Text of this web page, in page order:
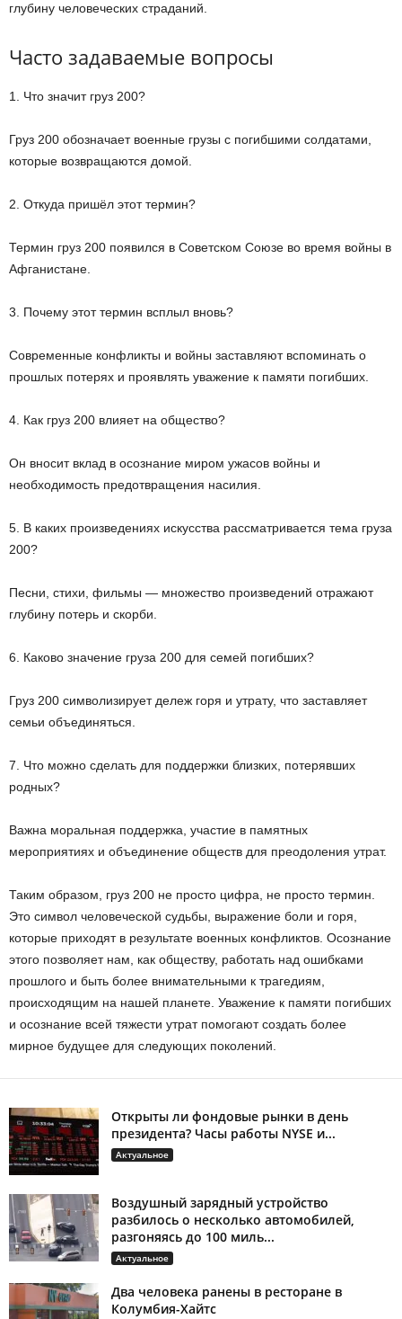
глубину человеческих страданий.
Часто задаваемые вопросы
1. Что значит груз 200?
Груз 200 обозначает военные грузы с погибшими солдатами,
которые возвращаются домой.
2. Откуда пришёл этот термин?
Термин груз 200 появился в Советском Союзе во время войны в
Афганистане.
3. Почему этот термин всплыл вновь?
Современные конфликты и войны заставляют вспоминать о
прошлых потерях и проявлять уважение к памяти погибших.
4. Как груз 200 влияет на общество?
Он вносит вклад в осознание миром ужасов войны и
необходимость предотвращения насилия.
5. В каких произведениях искусства рассматривается тема груза
200?
Песни, стихи, фильмы — множество произведений отражают
глубину потерь и скорби.
6. Каково значение груза 200 для семей погибших?
Груз 200 символизирует дележ горя и утрату, что заставляет
семьи объединяться.
7. Что можно сделать для поддержки близких, потерявших
родных?
Важна моральная поддержка, участие в памятных
мероприятиях и объединение обществ для преодоления утрат.
Таким образом, груз 200 не просто цифра, не просто термин.
Это символ человеческой судьбы, выражение боли и горя,
которые приходят в результате военных конфликтов. Осознание
этого позволяет нам, как обществу, работать над ошибками
прошлого и быть более внимательными к трагедиям,
происходящим на нашей планете. Уважение к памяти погибших
и осознание всей тяжести утрат помогают создать более
мирное будущее для следующих поколений.
Открыты ли фондовые рынки в день
президента? Часы работы NYSE и...
Актуальное
Воздушный зарядный устройство
разбилось о несколько автомобилей,
разгоняясь до 100 миль...
Актуальное
Два человека ранены в ресторане в
Колумбия-Хайтс